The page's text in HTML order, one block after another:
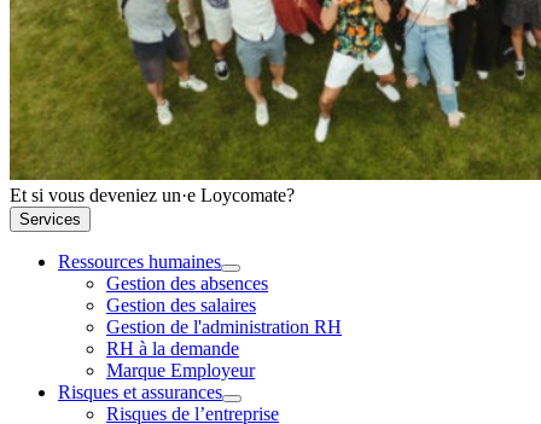
Et si vous deveniez un·e Loycomate?
Services
Ressources humaines
Gestion des absences
Gestion des salaires
Gestion de l'administration RH
RH à la demande
Marque Employeur
Risques et assurances
Risques de l’entreprise